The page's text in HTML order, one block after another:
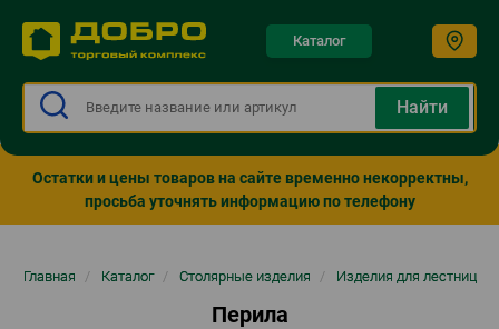
Каталог
Остатки и цены товаров на сайте временно некорректны,
просьба уточнять информацию по телефону
Строка
Главная / Каталог / Столярные изделия / Изделия для лестниц
Перила